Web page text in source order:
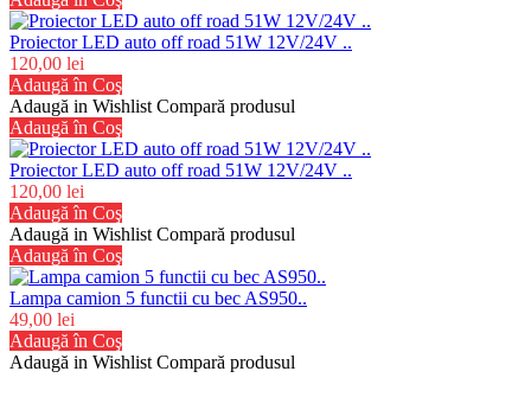
Proiector LED auto off road 51W 12V/24V ..
120,00 lei
Adaugă în Coş
Adaugă in Wishlist Compară produsul
Adaugă în Coş
Proiector LED auto off road 51W 12V/24V ..
120,00 lei
Adaugă în Coş
Adaugă in Wishlist Compară produsul
Adaugă în Coş
Lampa camion 5 functii cu bec AS950..
49,00 lei
Adaugă în Coş
Adaugă in Wishlist Compară produsul